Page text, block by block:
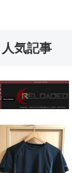
人気記事